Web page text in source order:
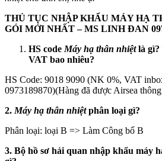
THỦ TỤC NHẬP KHẨU MÁY HẠ
GÓI MỚI NHẤT – MS LINH ĐAN
HS code Máy hạ thân nhiệtlà gì?
VAT bao nhiêu?
HS Code: 9018 9090 (NK 0%, VAT
0973189870)(Hàng đã được Airsea
2. Máy hạ thân nhiệt phân loại gì?
Phân loại: loại B => Làm Công bố B
3. Bộ hồ sơ hải quan nhập khẩu máy